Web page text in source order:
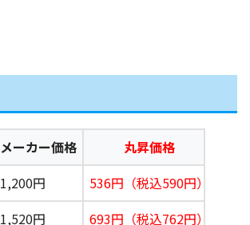
メーカー価格
丸昇価格
1,200円
536円（税込590円）
1,520円 693円（税込762円）